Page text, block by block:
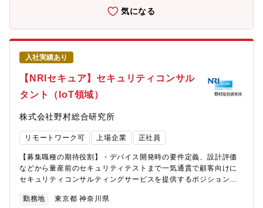
ら高い期待が寄せられています。チームメンバーとしては5名の少
ます【職場情報 ②組織構成（年齢層/人数規模）、キャリア入社者
動車業界だけでなくIT企業のシステムエンジニアからの入社者も
在籍しています。自動車分野の方は親和性が高いのはもちろんの
こと、IT分野の考え方や業務プロセスを取り入れていく必要があ
るため、旧職の知見や経験を活用して活躍されています。◎在宅
勤務：週3‐4回程度【歓迎要件】・C++、Python等の開発経験（1
年以上）・ゲームエンジン・グラフィックスライブラリを使った
開発経験（半年以上）・数学（線形代数、幾何等）と物理学（光
学、力学等）が大学卒業程度にできる・ソフトウェア・システム
検証評価（JIRA等での検証評価等）経験（半年以上）・プロジェ
クトマネージャー経験者
ーシッター利用時の費用会社補助 託児補助金など働く女性に
手厚い手当も充実■女性活躍推進の優良企業として厚生労働大臣よ
り認定■最上位となる3段階目の認定マーク「えるぼし」、 「健
康経営優良法人～ホワイト500～」を取得【コナミグループのeス
ポーツへの取り組みについて】■ゲームをスポーツ競技として捉え
る「eスポーツ」は、 海外を中心に盛り上がり、日本でも大きく
注目■「eスポーツ」の大会の観客や視聴者の数は、 アクティブ
なメジャースポーツに匹敵する規模へ成長■主な開催・2001年か
ら「ウイニングイレブン」シリーズ・2003年から「遊戯王オフィ
「実況パワフルプロ野球」シリーズの日本選手権・「KONAMI
Arcade Championship」としてアーケードゲームの公式大会も開
催■ゲームだけでない、最新のエンタメ技術、サービスの展
いった要素を加えたゲームの発売 ・eスポーツ、動画配信などを
取り入れたイベント、コンテンツを展開 ・先端技術、IT技術へ
の興味がある方にもおすすめです！■社会貢献性×エンタメ・スポ
ーツクラブ →フットネスクラブの運営や健康・介護予防のサー
気になる
入社実績あり
【NRIセキュア】セキュリティコンサル
タント（IoT領域）
株式会社野村総合研究所
リモートワーク可 上場企業 正社員
【募集職種の期待役割】・デバイス開発時の要件定義、設計評価
などから量産前のセキュリティテストまで一気通貫で顧客向けに
セキュリティコンサルティングサービスを提供するポジションで
こともございます。【具体的な業務内容】IoTの普及に伴い、IoT
勤務地 東京都 神奈川県